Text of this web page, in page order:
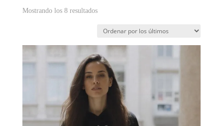
Mostrando los 8 resultadosOrdenado
últimos